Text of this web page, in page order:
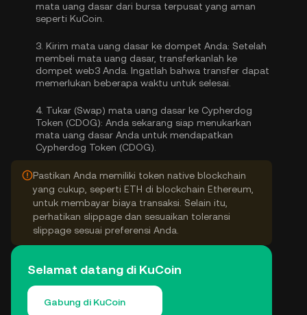
mata uang dasar dari bursa terpusat yang aman
seperti KuCoin.
3. Kirim mata uang dasar ke dompet Anda: Setelah
membeli mata uang dasar, transferkanlah ke
dompet web3 Anda. Ingatlah bahwa transfer dapat
memerlukan beberapa waktu untuk selesai.
4. Tukar (Swap) mata uang dasar ke Cypherdog
Token (CDOG): Anda sekarang siap menukarkan
mata uang dasar Anda untuk mendapatkan
Cypherdog Token (CDOG).
Pastikan Anda memiliki token native blockchain
yang cukup, seperti ETH di blockchain Ethereum,
untuk membayar biaya transaksi. Selain itu,
perhatikan slippage dan sesuaikan toleransi
slippage sesuai preferensi Anda.
Selamat datang di KuCoin
Gabung di KuCoin